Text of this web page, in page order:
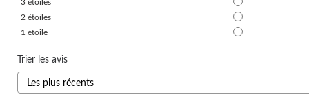
3 étoiles
2 étoiles
1 étoile
Trier les avis